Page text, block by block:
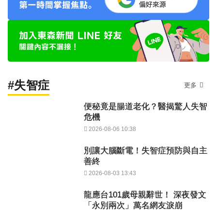
#失智症 更多
便秘竟是腸道老化？醫揭驚人失智
危機
2026-08-06 10:38
別讓大腦斷電！失智症預防與自主
善終
2026-08-03 13:43
龍應台101歲母親辭世！ 深夜發文
「永別兩次」萬名網友淚崩